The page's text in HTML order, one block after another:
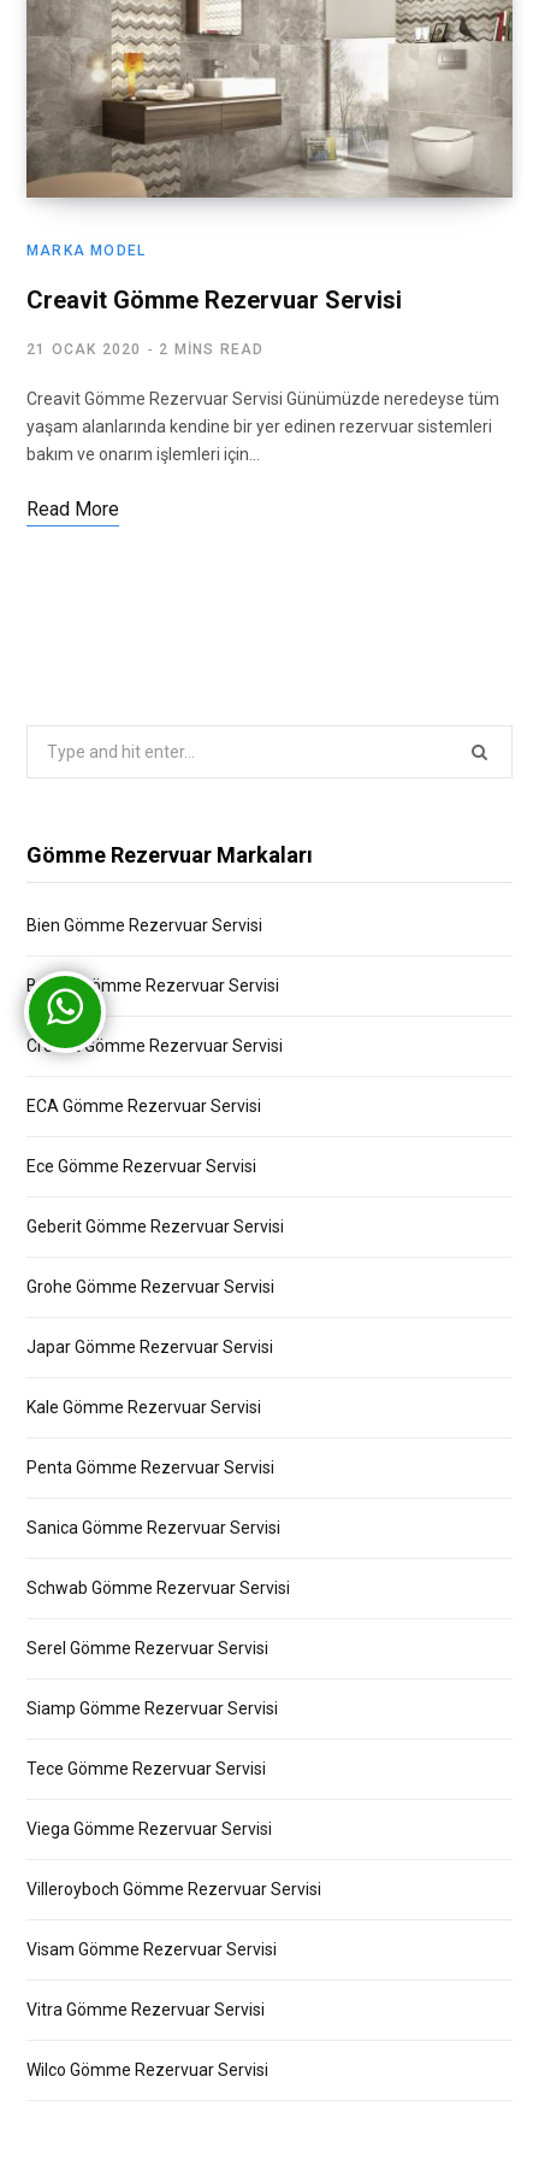
MARKA MODEL
Creavit Gömme Rezervuar Servisi
21 OCAK 2020 2 MINS READ
Creavit Gömme Rezervuar Servisi Günümüzde neredeyse tüm
yaşam alanlarında kendine bir yer edinen rezervuar sistemleri
bakım ve onarım işlemleri için…
Read More
Gömme Rezervuar Markaları
Bien Gömme Rezervuar Servisi
Bocchi Gömme Rezervuar Servisi
Creavit Gömme Rezervuar Servisi
ECA Gömme Rezervuar Servisi
Ece Gömme Rezervuar Servisi
Geberit Gömme Rezervuar Servisi
Grohe Gömme Rezervuar Servisi
Japar Gömme Rezervuar Servisi
Kale Gömme Rezervuar Servisi
Penta Gömme Rezervuar Servisi
Sanica Gömme Rezervuar Servisi
Schwab Gömme Rezervuar Servisi
Serel Gömme Rezervuar Servisi
Siamp Gömme Rezervuar Servisi
Tece Gömme Rezervuar Servisi
Viega Gömme Rezervuar Servisi
Villeroyboch Gömme Rezervuar Servisi
Visam Gömme Rezervuar Servisi
Vitra Gömme Rezervuar Servisi
Wilco Gömme Rezervuar Servisi